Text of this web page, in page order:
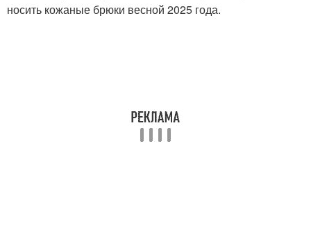
носить кожаные брюки весной 2025 года.